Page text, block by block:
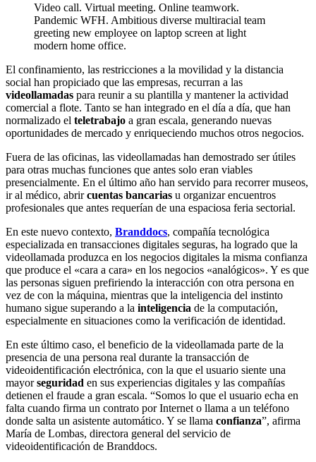
Video call. Virtual meeting. Online teamwork.
Pandemic WFH. Ambitious diverse multiracial team
greeting new employee on laptop screen at light
modern home office.
El confinamiento, las restricciones a la movilidad y la distancia
social han propiciado que las empresas, recurran a las
videollamadas para reunir a su plantilla y mantener la actividad
comercial a flote. Tanto se han integrado en el día a día, que han
normalizado el teletrabajo a gran escala, generando nuevas
oportunidades de mercado y enriqueciendo muchos otros negocios.
Fuera de las oficinas, las videollamadas han demostrado ser útiles
para otras muchas funciones que antes solo eran viables
presencialmente. En el último año han servido para recorrer museos,
ir al médico, abrircuentas bancarias u organizar encuentros
profesionales que antes requerían de una espaciosa feria sectorial.
En este nuevo contexto, Branddocs, compañía tecnológica
especializada en transacciones digitales seguras, ha logrado que la
videollamada produzca en los negocios digitales la misma confianza
que produce el «cara a cara» en los negocios «analógicos». Y es que
las personas siguen prefiriendo la interacción con otra persona en
vez de con la máquina, mientras que la inteligencia del instinto
humano sigue superando a la inteligencia de la computación,
especialmente en situaciones como la verificación de identidad.
En este último caso, el beneficio de la videollamada parte de la
presencia de una persona real durante la transacción de
videoidentificación electrónica, con la que el usuario siente una
mayorseguridad en sus experiencias digitales y las compañías
detienen el fraude a gran escala. “Somos lo que el usuario echa en
falta cuando firma un contrato por Internet o llama a un teléfono
donde salta un asistente automático. Y se llama confianza”, afirma
María de Lombas, directora general del servicio de
videoidentificación de Branddocs.